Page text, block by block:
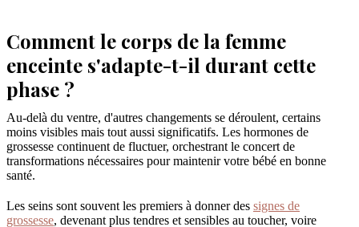
Comment le corps de la femme
enceinte s'adapte-t-il durant cette
phase ?
Au-delà du ventre, d'autres changements se déroulent, certains
moins visibles mais tout aussi significatifs. Les hormones de
grossesse continuent de fluctuer, orchestrant le concert de
transformations nécessaires pour maintenir votre bébé en bonne
santé.
Les seins sont souvent les premiers à donner des signes de
grossesse, devenant plus tendres et sensibles au toucher, voire